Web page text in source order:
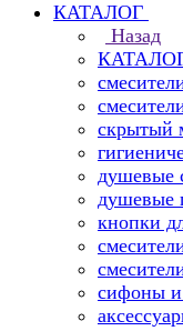
КАТАЛОГ
Назад
скрытый
душевые
душевые
кнопки
сифоны